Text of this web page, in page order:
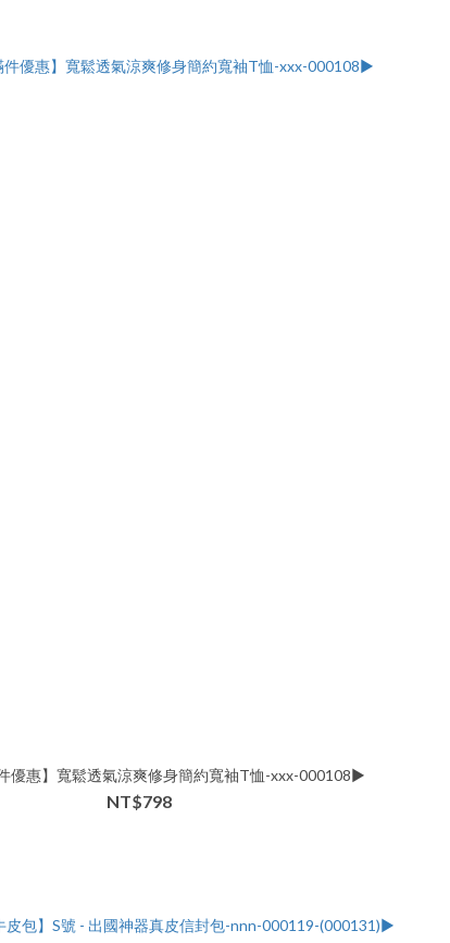
件優惠】寬鬆透氣涼爽修身簡約寬袖T恤-xxx-000108▶
NT$798